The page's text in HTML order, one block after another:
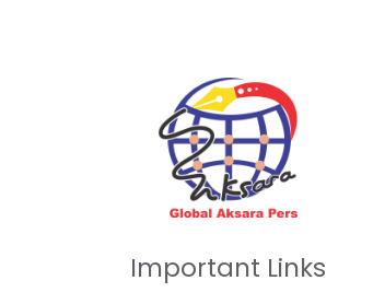
Important Links